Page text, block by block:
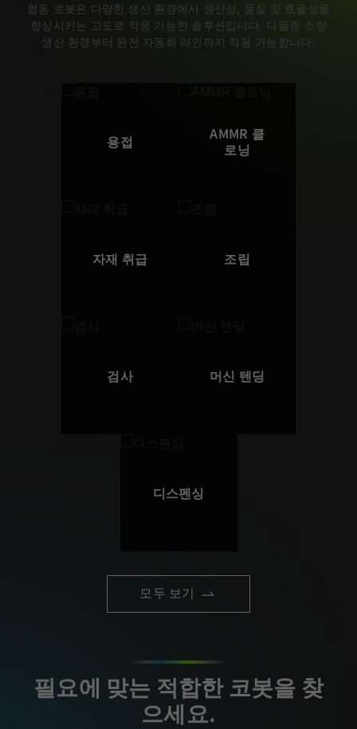
협동 로봇은 다양한 생산 환경에서 생산성, 품질 및 효율성을
향상시키는 고도로 적응 가능한 솔루션입니다. 다품종 소량
생산 환경부터 완전 자동화 라인까지 적용 가능합니다.
용접
AMMR 클
로닝
자재 취급 조립
검사 머신 텐딩
디스펜싱
모두 보기
필요에 맞는 적합한 코봇을 찾
으세요.